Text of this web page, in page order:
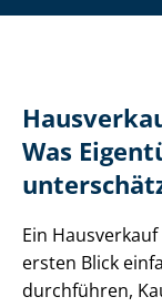
Was
Ein
ersten Blick
durchführen,